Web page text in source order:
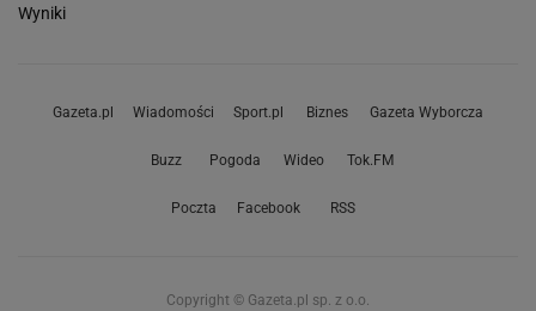
Wyniki
Gazeta.pl Wiadomości Sport.pl Biznes Gazeta Wyborcza
Buzz Pogoda Wideo Tok.FM
Poczta Facebook RSS
Copyright © Gazeta.pl sp. z o.o.